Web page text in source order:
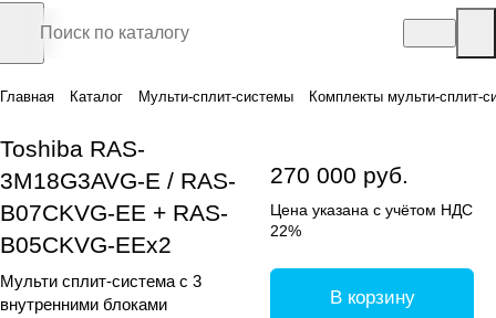
Главная Каталог Мульти-сплит-системы Комплекты мульти-сплит-
Toshiba RAS-
3M18G3AVG-E / RAS-
B07CKVG-EE + RAS-
B05CKVG-EEx2
Мульти сплит-система с 3
внутренними блоками
270 000 руб.
Цена указана с учётом НДС
22%
В корзину